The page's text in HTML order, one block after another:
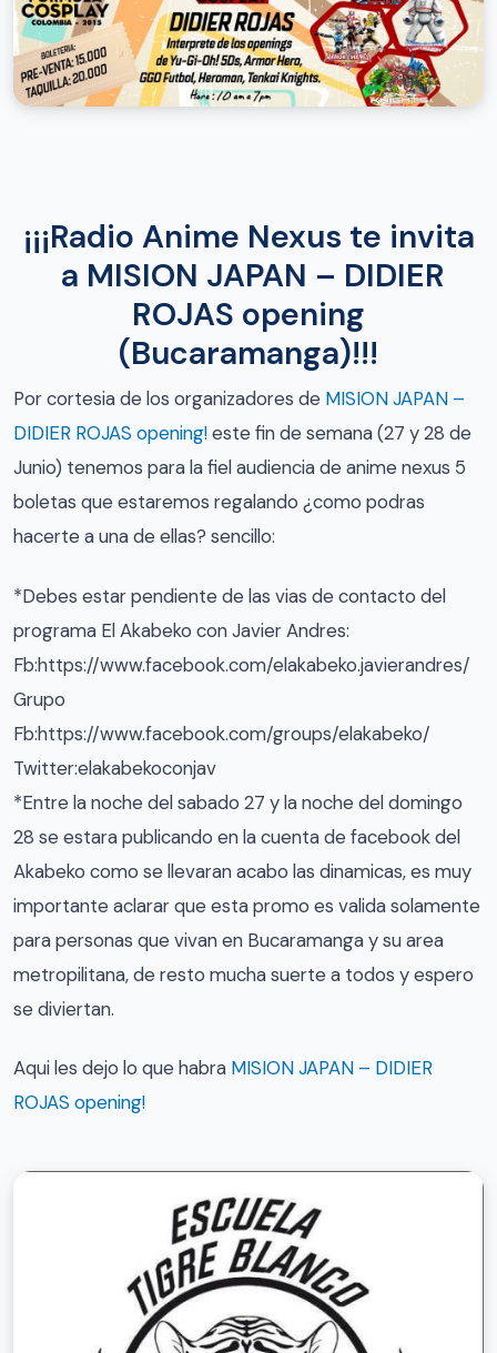
¡¡¡Radio Anime Nexus te invita
a MISION JAPAN – DIDIER
ROJAS opening
(Bucaramanga)!!!
Por cortesia de los organizadores de MISION JAPAN –
DIDIER ROJAS opening!este fin de semana (27 y 28 de
Junio) tenemos para la fiel audiencia de anime nexus 5
boletas que estaremos regalando ¿como podras
hacerte a una de ellas? sencillo:
*Debes estar pendiente de las vias de contacto del
programa El Akabeko con Javier Andres:
Fb:https://www.facebook.com/elakabeko.javierandres/
Grupo
Fb:https://www.facebook.com/groups/elakabeko/
Twitter:elakabekoconjav
*Entre la noche del sabado 27 y la noche del domingo
28 se estara publicando en la cuenta de facebook del
Akabeko como se llevaran acabo las dinamicas, es muy
importante aclarar que esta promo es valida solamente
para personas que vivan en Bucaramanga y su area
metropilitana, de resto mucha suerte a todos y espero
se diviertan.
Aqui les dejo lo que habra MISION JAPAN – DIDIER
ROJAS opening!